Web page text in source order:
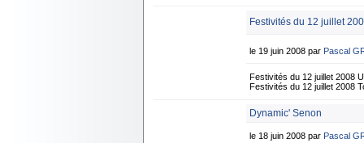
Festivités du 12 juillet
le 19 juin 2008 par Pascal
Festivités du 12 juillet 2008
Festivités du 12 juillet 2008
Dynamic' Senon
le 18 juin 2008 par Pascal